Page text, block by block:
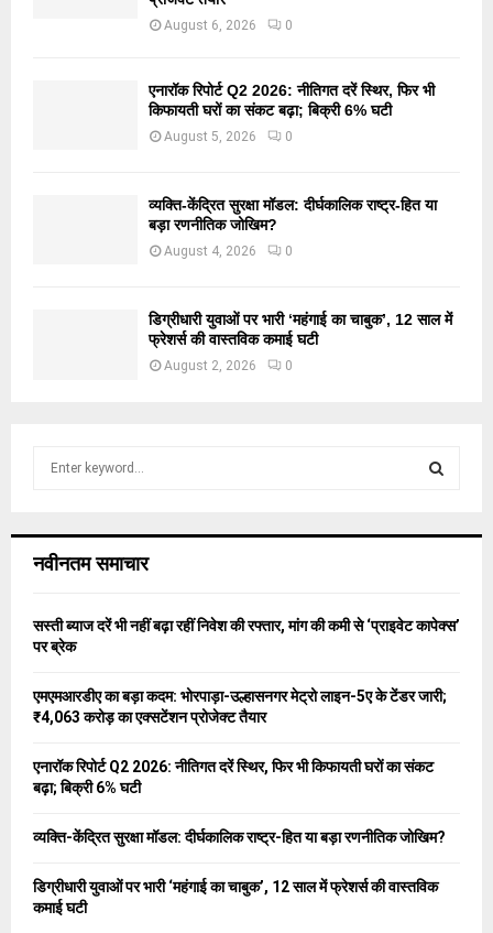
August 6, 2026 0
एनारॉक रिपोर्ट Q2 2026: नीतिगत दरें स्थिर, फिर भी
किफायती घरों का संकट बढ़ा; बिक्री 6% घटी
August 5, 2026 0
व्यक्ति-केंद्रित सुरक्षा मॉडल: दीर्घकालिक राष्ट्र-हित या
बड़ा रणनीतिक जोखिम?
August 4, 2026 0
डिग्रीधारी युवाओं पर भारी ‘महंगाई का चाबुक’, 12 साल में
फ्रेशर्स की वास्तविक कमाई घटी
August 2, 2026 0
h
o
r
C
नवीनतम समाचार
सस्ती ब्याज दरें भी नहीं बढ़ा रहीं निवेश की रफ्तार, मांग की कमी से ‘प्राइवेट कापेक्स’
पर ब्रेक
एमएमआरडीए का बड़ा कदम: भोरपाड़ा-उल्हासनगर मेट्रो लाइन-5ए के टेंडर जारी;
₹4,063 करोड़ का एक्सटेंशन प्रोजेक्ट तैयार
एनारॉक रिपोर्ट Q2 2026: नीतिगत दरें स्थिर, फिर भी किफायती घरों का संकट
बढ़ा; बिक्री 6% घटी
व्यक्ति-केंद्रित सुरक्षा मॉडल: दीर्घकालिक राष्ट्र-हित या बड़ा रणनीतिक जोखिम?
डिग्रीधारी युवाओं पर भारी ‘महंगाई का चाबुक’, 12 साल में फ्रेशर्स की वास्तविक
कमाई घटी